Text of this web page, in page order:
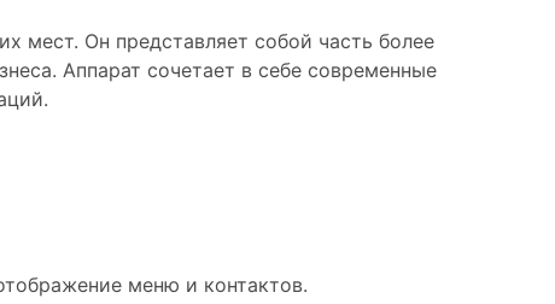
мест. Он представляет собой часть более
Аппарат сочетает в себе современные
меню и контактов.